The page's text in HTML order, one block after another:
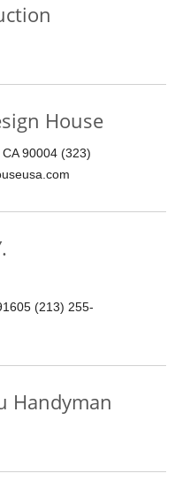
House
90004 (323)
(213) 255-
Handyman